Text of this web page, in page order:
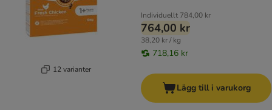
12 varianter
Individuellt 784,00 kr
764,00 kr
38,20 kr / kg
718,16 kr
Lägg till i varukorg